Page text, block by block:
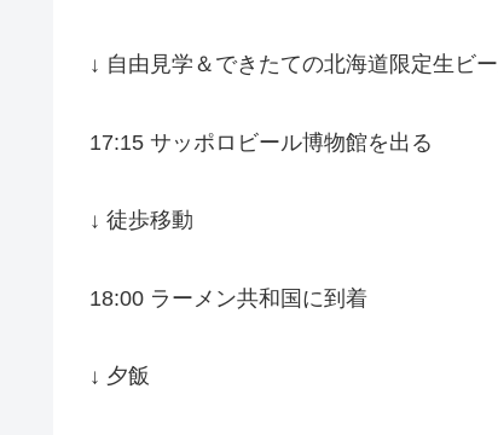
↓ 自由見学＆できたての北海道限定生ビ
17:15 サッポロビール博物館を出る
↓ 徒歩移動
18:00 ラーメン共和国に到着
↓ 夕飯